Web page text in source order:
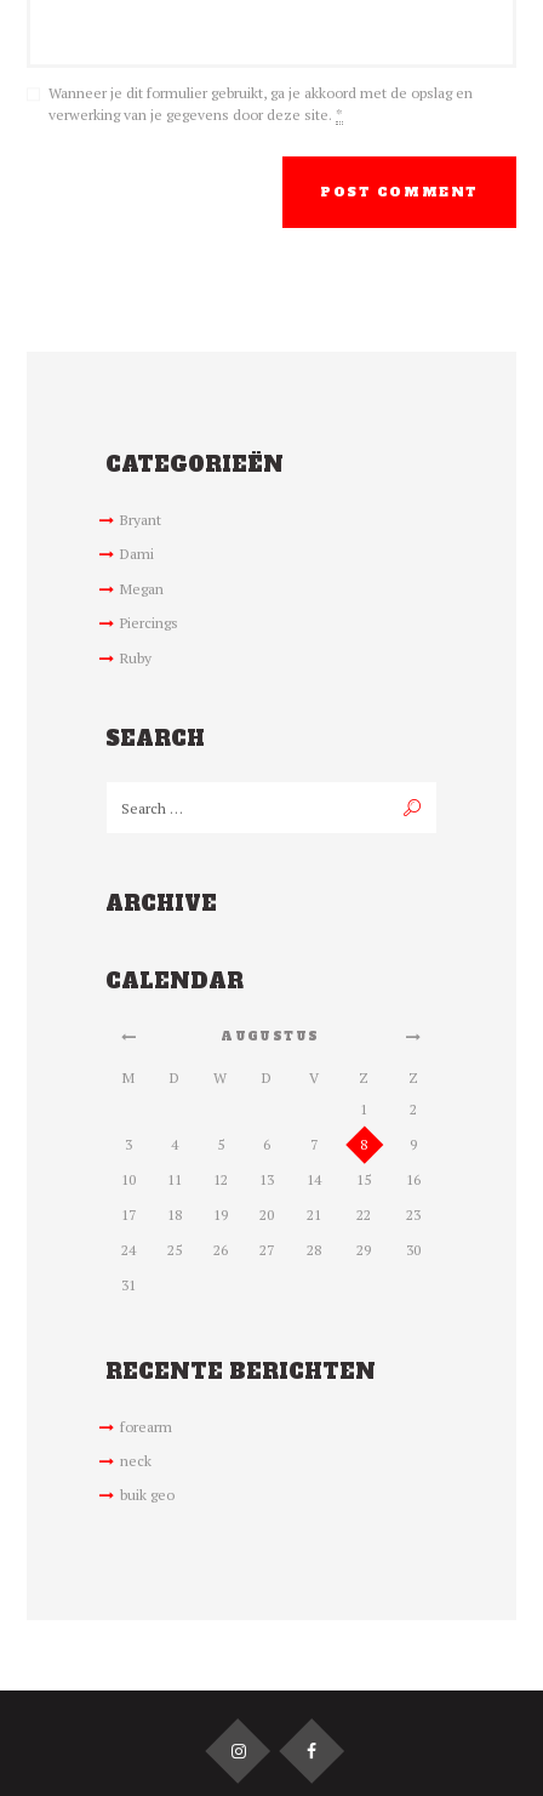
Wanneer je dit formulier gebruikt, ga je akkoord met de opslag en
verwerking van je gegevens door deze site. *
CATEGORIEËN
Bryant
Dami
Megan
Piercings
Ruby
SEARCH
ARCHIVE
CALENDAR
AUGUSTUS
M D W D V Z
Z
1
2
3
4 5 6 7 8
9
10
11 12 13 14 15
16
17
18 19 20 21 22
23
24
25 26 27 28 29
30
31
RECENTE BERICHTEN
forearm
neck
buik geo